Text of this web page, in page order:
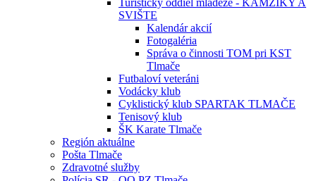
Turistický oddiel mládeže - KAMZÍKY A
SVIŠTE
Kalendár akcií
Fotogaléria
Správa o činnosti TOM pri KST
Tlmače
Futbaloví veteráni
Vodácky klub
Cyklistický klub SPARTAK TLMAČE
Tenisový klub
ŠK Karate Tlmače
Región aktuálne
Pošta Tlmače
Zdravotné služby